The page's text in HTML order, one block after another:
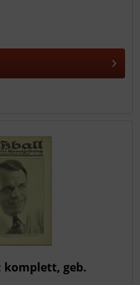
komplett, geb.